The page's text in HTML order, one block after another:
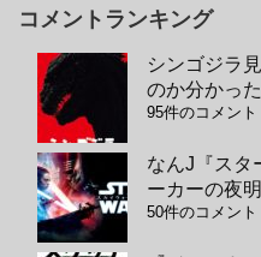
コメントランキング
シンゴジラ
のか分かっ
95件のコメント
なんJ『スタ
ーカーの夜
50件のコメント